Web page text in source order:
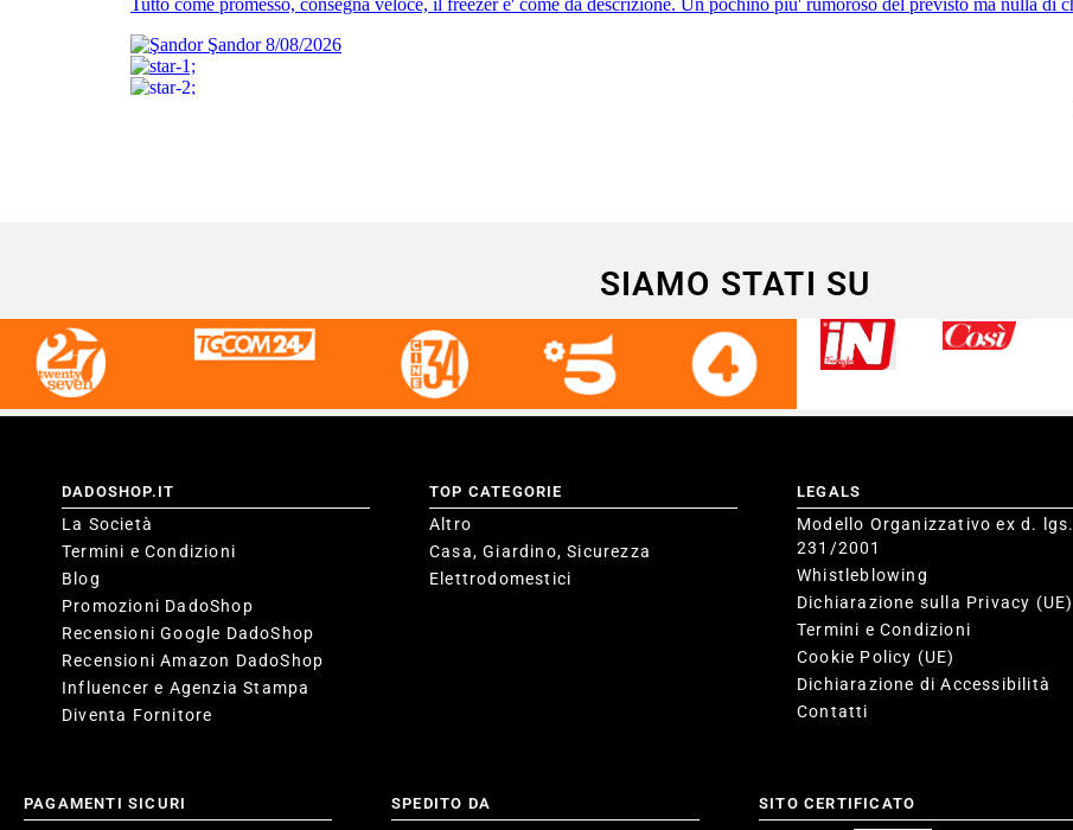
SIAMO STATI SU
DADOSHOP.IT
La Società
Termini e Condizioni
Blog
Promozioni DadoShop
Recensioni Google DadoShop
Recensioni Amazon DadoShop
Influencer e Agenzia Stampa
Diventa Fornitore
TOP CATEGORIE
Altro
Casa, Giardino, Sicurezza
Elettrodomestici
LEGALS
Modello Organizzativo ex d. lgs.
231/2001
Whistleblowing
Dichiarazione sulla Privacy (UE)
Termini e Condizioni
Cookie Policy (UE)
Dichiarazione di Accessibilità
Contatti
PAGAMENTI SICURI SPEDITO DA SITO CERTIFICATO